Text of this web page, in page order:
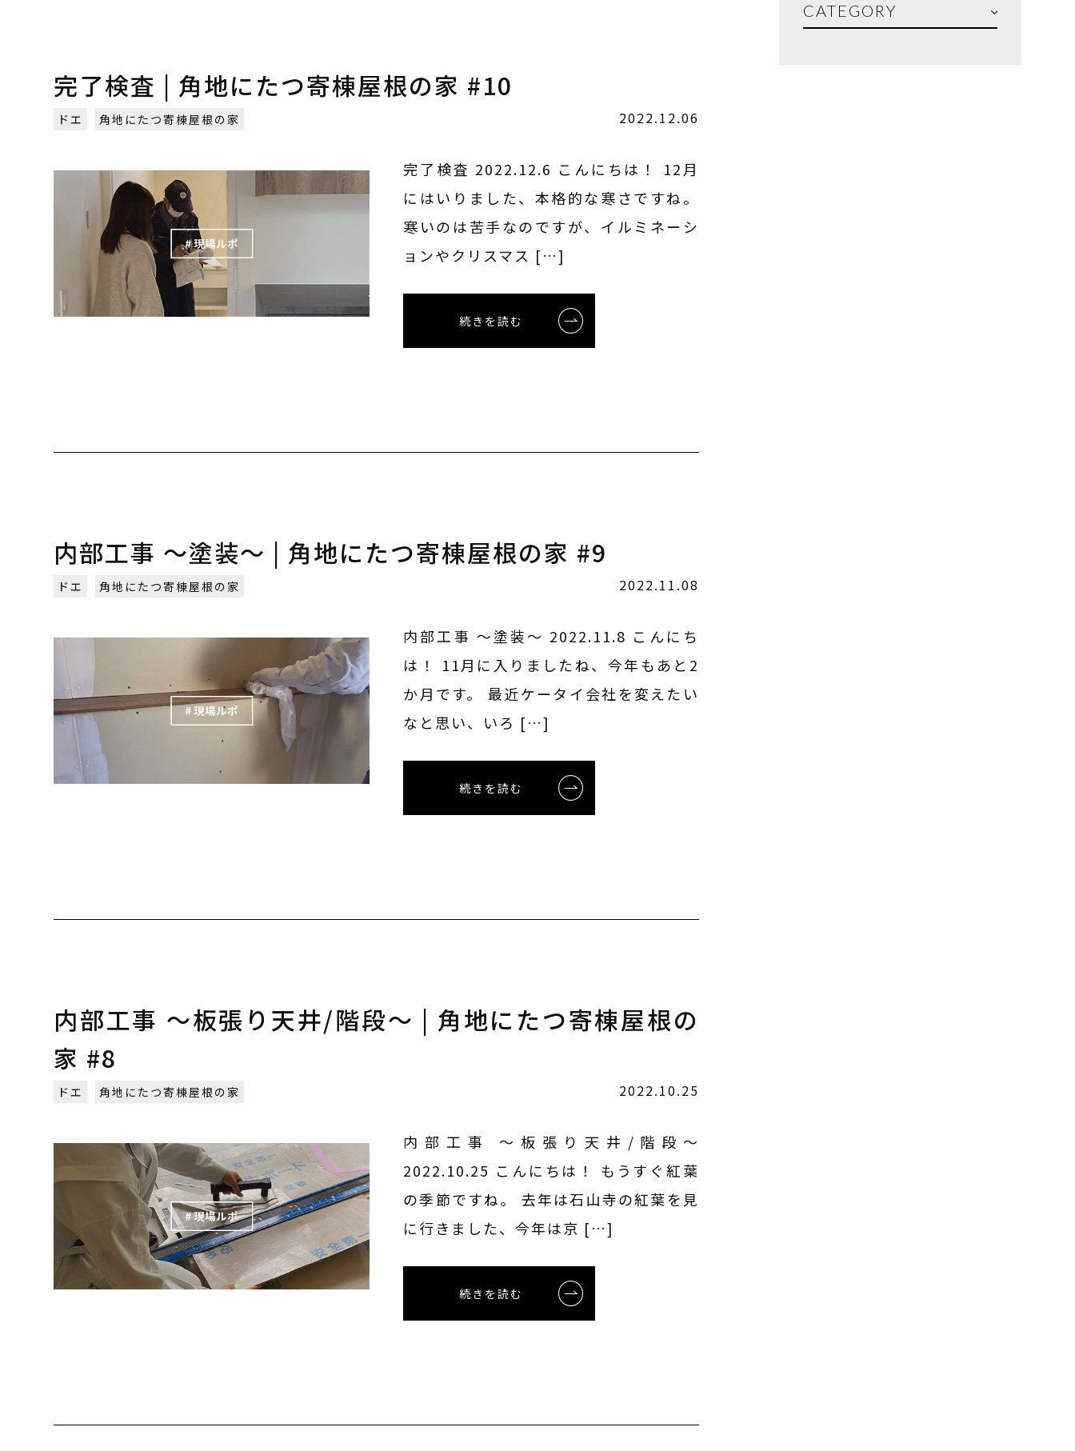
完了検査 | 角地にたつ寄棟屋根の家 #10
ドエ 角地にたつ寄棟屋根の家 2022.12.06
完了検査 2022.12.6 こんにちは！ 12月
にはいりました、本格的な寒さですね。
寒いのは苦手なのですが、イルミネーシ
ョンやクリスマス […]
続きを読む
内部工事 〜塗装〜 | 角地にたつ寄棟屋根の家 #9
ドエ 角地にたつ寄棟屋根の家 2022.11.08
内部工事 〜塗装〜 2022.11.8 こんにち
は！ 11月に入りましたね、今年もあと2
か月です。 最近ケータイ会社を変えたい
なと思い、いろ […]
続きを読む
内部工事 〜板張り天井/階段〜 | 角地にたつ寄棟屋根の
家 #8
ドエ 角地にたつ寄棟屋根の家 2022.10.25
内部工事 〜板張り天井/階段〜
2022.10.25 こんにちは！ もうすぐ紅葉
の季節ですね。 去年は石山寺の紅葉を見
に行きました、今年は京 […]
続きを読む
CATEGORY